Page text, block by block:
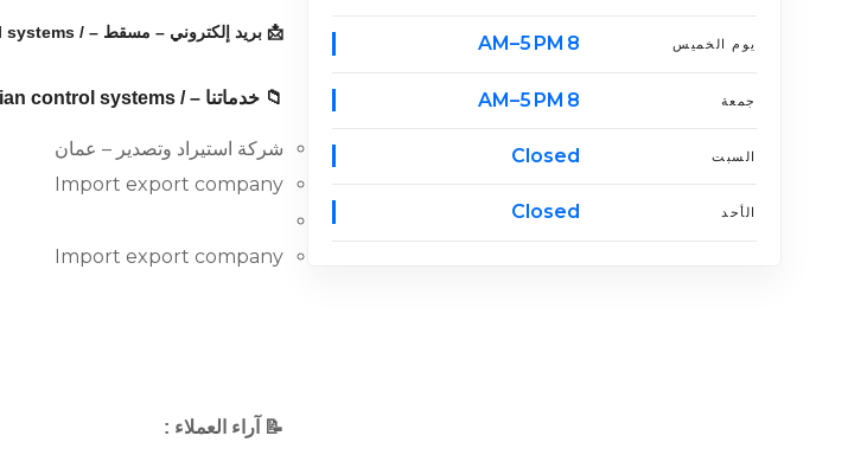
يوم الخميس 8 AM–5 PM
جمعة 8 AM–5 PM
السبت Closed
الأحد Closed
📩 بريد إلكتروني – مسقط – / Arabian control systems الشركة العربية لانظمة التحكم :
📁 خدماتنا – / Arabian control systems الشركة العربية لانظمة التحكم – مسقط :
شركة استيراد وتصدير – عمان
Import export company
Import export company
📝 آراء العملاء :